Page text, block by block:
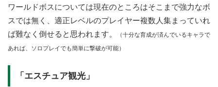
ワールドボスについては現在のところはそこまで強力なボ
スでは無く、適正レベルのプレイヤー複数人集まっていれ
ば難なく倒せると思われます。
（十分な育成が済んでいるキャラで
あれば、ソロプレイでも簡単に撃破が可能）
「エスチュア観光」